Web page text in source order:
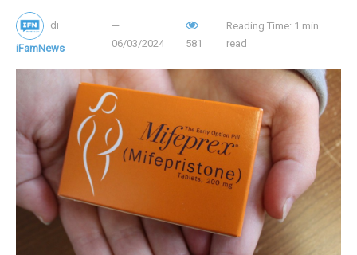
di
iFamNews
06/03/2024 581
Reading Time: 1 min
read